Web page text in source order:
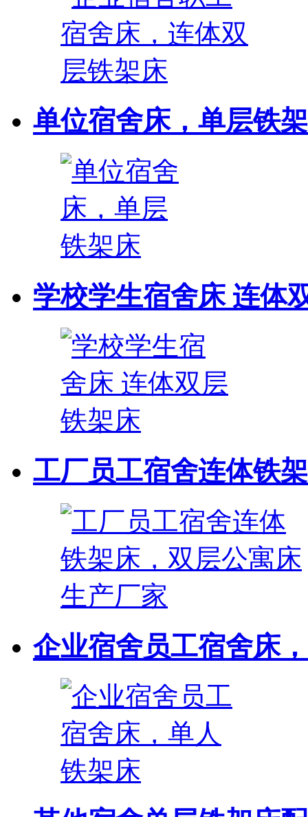
单位宿舍床，单层铁
学校学生宿舍床 连体
工厂员工宿舍连体铁
企业宿舍员工宿舍床